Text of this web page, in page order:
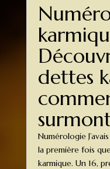
dettes
Numérologie
la première fois
karmique. Un 16,